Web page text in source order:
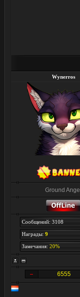
Wynerros
Ground Angel
Сообщений: 3108
Награды: 9
Замечания: 20%
6555